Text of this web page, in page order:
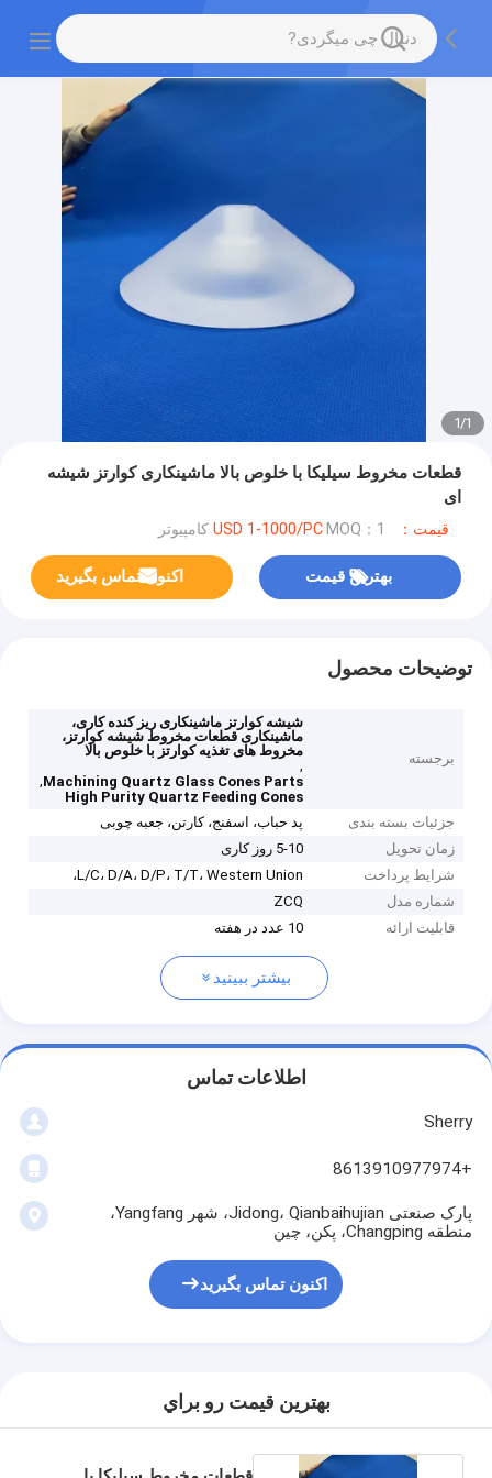
1
/
1
قطعات مخروط سیلیکا با خلوص بالا ماشینکاری کوارتز شیشه
ای
قیمت：USD 1-1000/PC MOQ：1 کامپیوتر
بهترین قیمت اکنون تماس بگیرید
توضیحات محصول
برجسته
شیشه کوارتز ماشینکاری ریز کنده کاری،
ماشینکاری قطعات مخروط شیشه کوارتز،
مخروط های تغذیه کوارتز با خلوص بالا
,
Machining Quartz Glass Cones Parts
,
High Purity Quartz Feeding Cones
جزئیات بسته بندی
پد حباب، اسفنج، کارتن، جعبه چوبی
زمان تحویل
5-10 روز کاری
شرایط پرداخت
L/C، D/A، D/P، T/T، Western Union،
شماره مدل
ZCQ
قابلیت ارائه
10 عدد در هفته
بیشتر ببینید
اطلاعات تماس
Sherry
+8613910977974
پارک صنعتی Jidong، Qianbaihujian، شهر Yangfang،
منطقه Changping، پکن، چین
اکنون تماس بگیرید
بهترين قيمت رو براي